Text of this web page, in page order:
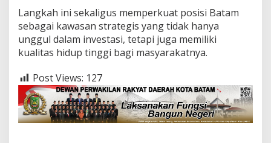
Langkah ini sekaligus memperkuat posisi Batam
sebagai kawasan strategis yang tidak hanya
unggul dalam investasi, tetapi juga memiliki
kualitas hidup tinggi bagi masyarakatnya.
Post Views: 127